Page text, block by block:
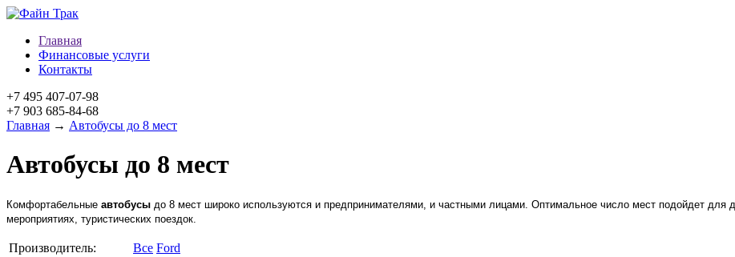
Главная
Финансовые услуги
Контакты
+7 495 407-07-98
+7 903 685-84-68
Главная → Автобусы до 8 мест
Автобусы до 8 мест
Комфортабельные автобусы до 8 мест широко используются и предпринимателями, и частными лицами. Оптимальное число мест подойдет для
мероприятиях, туристических поездок.
Производитель: Все Ford